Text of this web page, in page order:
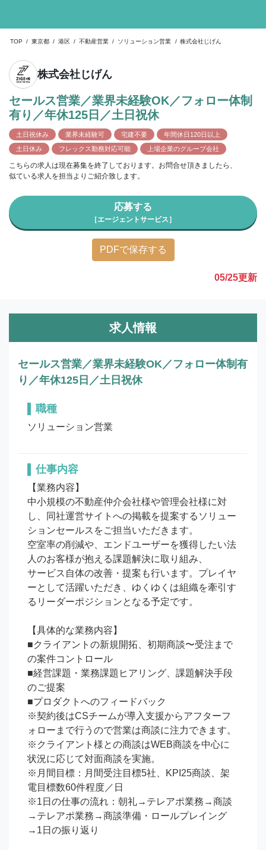
TOP / 東京都 / 港区 / 不動産営業 / ソリューション営業 / 株式会社じげん
株式会社じげん
セールス営業／業界未経験OK／フォロー体制
有り／年休125日／土日祝休
土日祝休み 業界未経験可 宅建不要
年間休日120日以上
土日休み
フレックス勤務対応可能 上場企業のグループ会社
こちらの求人は現在募集を終了しております。お問合せ頂きましたら、
似ている求人を担当よりご紹介致します。
応募する
［エージェントサービス］
PDFで保存する
05/25更新
求人情報
セールス営業／業界未経験OK／フォロー体制有
り／年休125日／土日祝休
職種
ソリューション営業
仕事内容
【業務内容】
中小規模の不動産仲介会社様や管理会社様に対
し、同社運営サイトへの掲載を提案するソリュー
ションセールスをご担当いただきます。
空室率の削減や、エンドユーザーを獲得したい法
人のお客様が抱える課題解決に取り組み、
サービス自体の改善・提案も行います。プレイヤ
ーとして活躍いただき、ゆくゆくは組織を牽引す
るリーダーポジションとなる予定です。
【具体的な業務内容】
■クライアントの新規開拓、初期商談〜受注まで
の案件コントロール
■経営課題・業務課題ヒアリング、課題解決手段
のご提案
■プロダクトへのフィードバック
※契約後はCSチームが導入支援からアフターフ
ォローまで行うので営業は商談に注力できます。
※クライアント様との商談はWEB商談を中心に
状況に応じて対面商談を実施。
※月間目標：月間受注目標5社、KPI25商談、架
電目標数60件程度／日
※1日の仕事の流れ：朝礼→テレアポ業務→商談
→テレアポ業務→商談準備・ロールプレイング
→1日の振り返り